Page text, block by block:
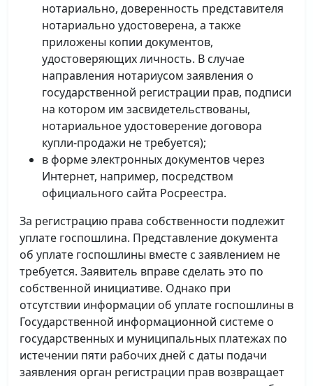
нотариально, доверенность представителя
нотариально удостоверена, а также
приложены копии документов,
удостоверяющих личность. В случае
направления нотариусом заявления о
государственной регистрации прав, подписи
на котором им засвидетельствованы,
нотариальное удостоверение договора
купли-продажи не требуется);
в форме электронных документов через
Интернет, например, посредством
официального сайта Росреестра.
За регистрацию права собственности подлежит
уплате госпошлина. Представление документа
об уплате госпошлины вместе с заявлением не
требуется. Заявитель вправе сделать это по
собственной инициативе. Однако при
отсутствии информации об уплате госпошлины в
Государственной информационной системе о
государственных и муниципальных платежах по
истечении пяти рабочих дней с даты подачи
заявления орган регистрации прав возвращает